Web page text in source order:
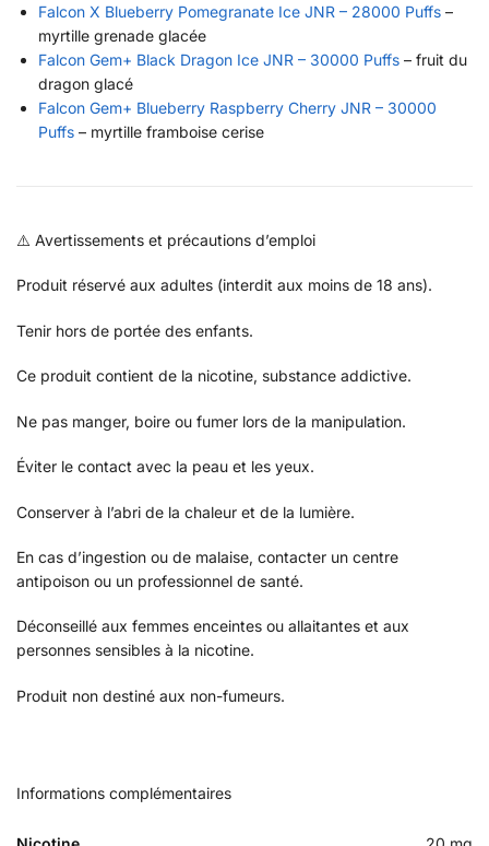
Falcon X Blueberry Pomegranate Ice JNR – 28000 Puffs –
myrtille grenade glacée
Falcon Gem+ Black Dragon Ice JNR – 30000 Puffs – fruit du
dragon glacé
Falcon Gem+ Blueberry Raspberry Cherry JNR – 30000
Puffs – myrtille framboise cerise
⚠️ Avertissements et précautions d’emploi
Produit réservé aux adultes (interdit aux moins de 18 ans).
Tenir hors de portée des enfants.
Ce produit contient de la nicotine, substance addictive.
Ne pas manger, boire ou fumer lors de la manipulation.
Éviter le contact avec la peau et les yeux.
Conserver à l’abri de la chaleur et de la lumière.
En cas d’ingestion ou de malaise, contacter un centre
antipoison ou un professionnel de santé.
Déconseillé aux femmes enceintes ou allaitantes et aux
personnes sensibles à la nicotine.
Produit non destiné aux non-fumeurs.
Informations complémentaires